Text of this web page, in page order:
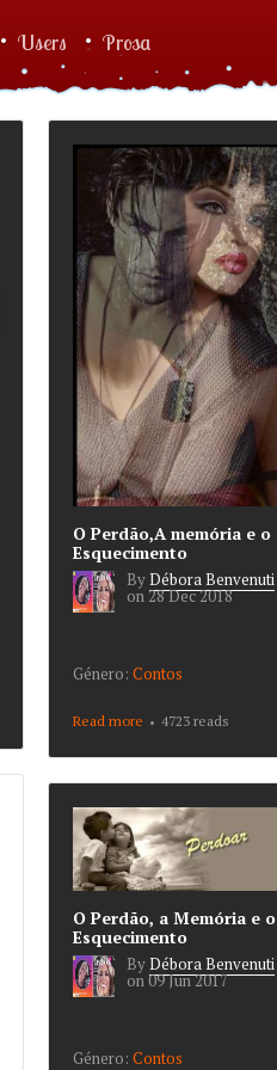
Users Prosa
O Perdão,A memória e o
Esquecimento
ByDébora Benvenuti
on 28 Dec 2018
Género: Contos
Read more about O Perdão,A
Esquecimento
4723 reads
O Perdão, a Memória e o
Esquecimento
ByDébora Benvenuti
on 09 Jun 2017
Género: Contos